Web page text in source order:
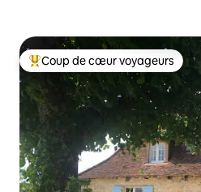
Coups de cœur voyageurs les
Coup de cœur voyageurs